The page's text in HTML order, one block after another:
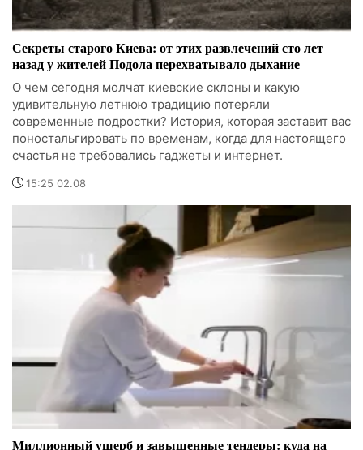
Секреты старого Киева: от этих развлечений сто лет
назад у жителей Подола перехватывало дыхание
О чем сегодня молчат киевские склоны и какую
удивительную летнюю традицию потеряли
современные подростки? История, которая заставит вас
поностальгировать по временам, когда для настоящего
счастья не требовались гаджеты и интернет.
15:25 02.08
Миллионный ущерб и завышенные тендеры: куда на